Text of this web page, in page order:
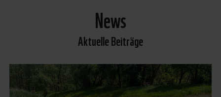
News
Aktuelle Beiträge